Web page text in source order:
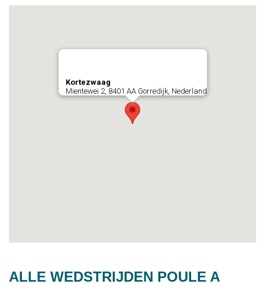
Kortezwaag
Mientewei 2, 8401 AA Gorredijk, Nederland
ALLE WEDSTRIJDEN POULE A